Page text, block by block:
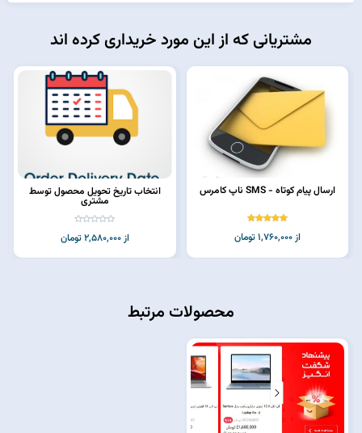
مشتریانی که از این مورد خریداری کرده اند
ارسال پیام کوتاه - SMS ناپ کامرس
از 1,760,000 تومان
انتخاب تاریخ تحویل محصول توسط
مشتری
از 2,580,000 تومان
محصولات مرتبط